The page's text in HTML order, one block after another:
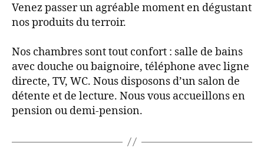
Venez passer un agréable moment en dégustant
nos produits du terroir.
Nos chambres sont tout confort : salle de bains
avec douche ou baignoire, téléphone avec ligne
directe, TV, WC. Nous disposons d’un salon de
détente et de lecture. Nous vous accueillons en
pension ou demi-pension.